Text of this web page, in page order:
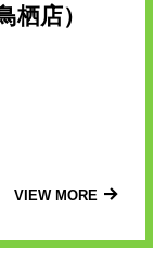
店）
VIEW MORE